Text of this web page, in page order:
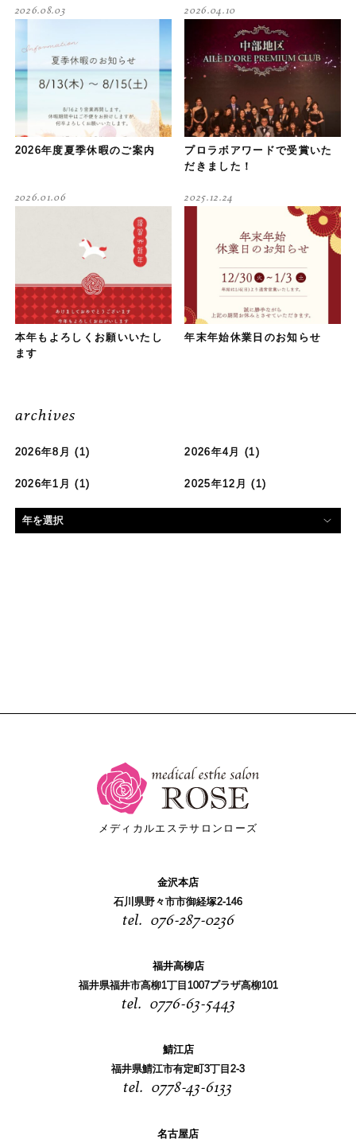
2026年度夏季休暇のご案内
2026.08.03
プロラボアワードで受賞いた
だきました！
2026.04.10
本年もよろしくお願いいたし
ます
2026.01.06
年末年始休業日のお知らせ
2025.12.24
archives
2026年8月 (1) 2026年4月 (1)
2026年1月 (1) 2025年12月 (1)
メディカルエステサロンローズ
金沢本店
石川県野々市市御経塚2-146
076-287-0236
福井高柳店
福井県福井市高柳1丁目1007プラザ高柳101
0776-63-5443
鯖江店
福井県鯖江市有定町3丁目2-3
0778-43-6133
名古屋店